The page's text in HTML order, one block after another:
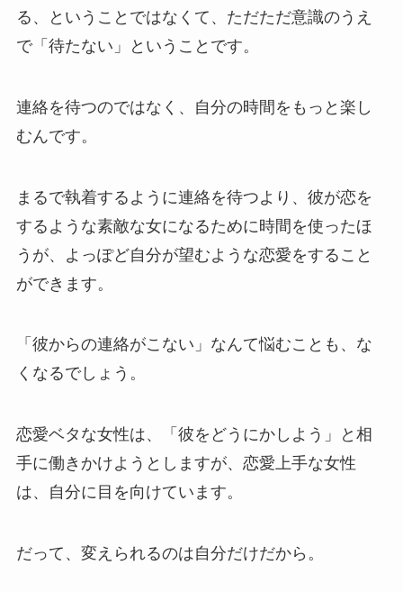
る、ということではなくて、ただただ意識のうえ
で「待たない」ということです。
連絡を待つのではなく、自分の時間をもっと楽し
むんです。
まるで執着するように連絡を待つより、彼が恋を
するような素敵な女になるために時間を使ったほ
うが、よっぽど自分が望むような恋愛をすること
ができます。
「彼からの連絡がこない」なんて悩むことも、な
くなるでしょう。
恋愛ベタな女性は、「彼をどうにかしよう」と相
手に働きかけようとしますが、恋愛上手な女性
は、自分に目を向けています。
だって、変えられるのは自分だけだから。